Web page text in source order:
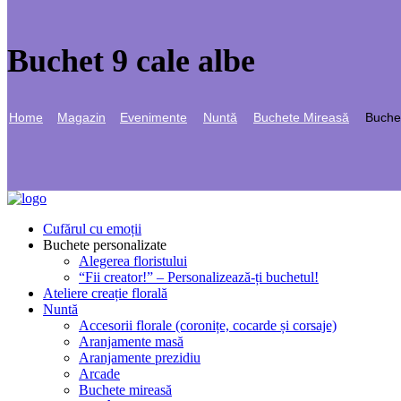
Buchet 9 cale albe
Home Magazin Evenimente Nuntă Buchete Mireasă
Cufărul cu emoții
Buchete personalizate
Alegerea floristului
“Fii creator!” – Personalizează-ți buchetul!
Ateliere creație florală
Nuntă
Accesorii florale (coronițe, cocarde și corsaje)
Aranjamente masă
Aranjamente prezidiu
Arcade
Buchete mireasă